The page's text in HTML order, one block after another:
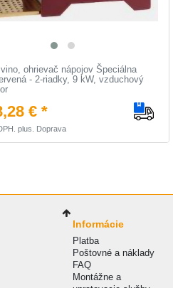
ohrievač nápojov Špeciálna
- 2-riadky, 9 kW, vzduchový
€ *
plus. Doprava
Informácie
Platba
Poštovné a náklady
FAQ
Montážne a